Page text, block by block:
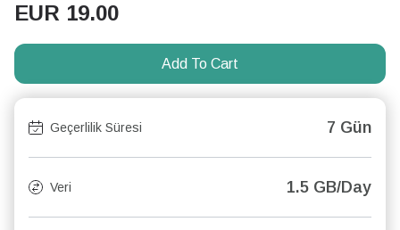
EUR 19.00
Add To Cart
Geçerlilik Süresi 7 Gün
Veri 1.5 GB/Day